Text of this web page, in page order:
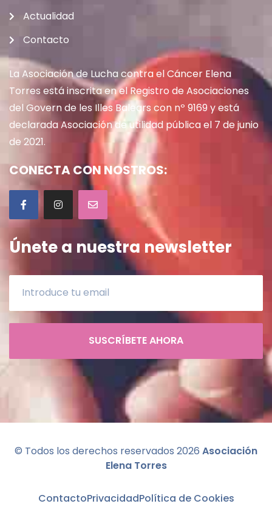
Actualidad
Contacto
La Asociación de Lucha contra el Cáncer Elena
Torres está inscrita en el Registro de Asociaciones
del Govern de les Illes Balears con nº 9169 y está
declarada Asociación de utilidad pública el 7 de junio
de 2021.
CONECTA CON NOSTROS:
Únete a nuestra newsletter
SUSCRÍBETE AHORA
© Todos los derechos reservados 2026 Asociación
Elena Torres
ContactoPrivacidadPolítica de Cookies